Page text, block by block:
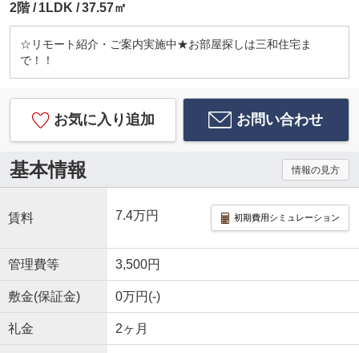
2階
1LDK 37.57㎡
☆リモート紹介・ご案内実施中★お部屋探しは三和住宅ま
で！！
お気に入り追加 お問い合わせ
基本情報 情報の見方
賃料 7.4万円 初期費用シミュレーション
管理費等 3,500円
敷金(保証金) 0万円(-)
礼金 2ヶ月